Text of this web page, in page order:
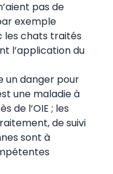
pas de
exemple
les chats traités
l’application du
un danger pour
une maladie à
de l’OIE ; les
de suivi
sont à